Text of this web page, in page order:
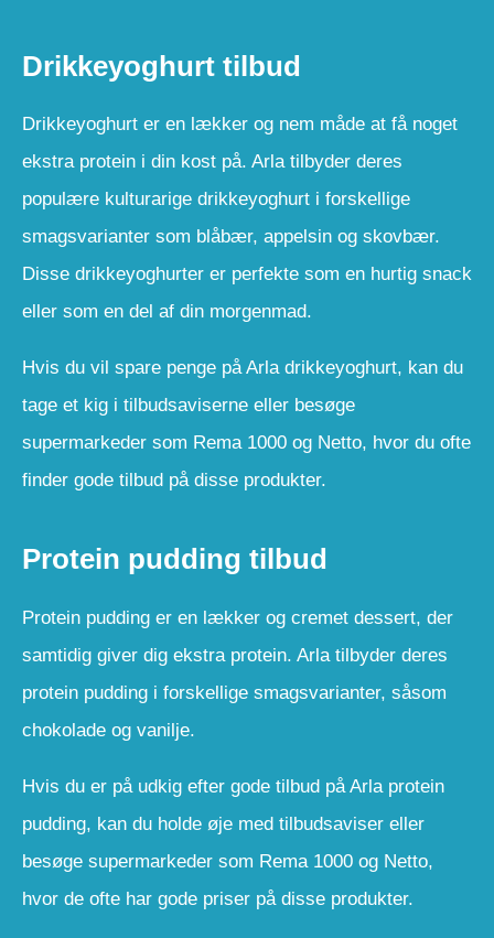
Drikkeyoghurt tilbud
Drikkeyoghurt er en lækker og nem måde at få noget
ekstra protein i din kost på. Arla tilbyder deres
populære kulturarige drikkeyoghurt i forskellige
smagsvarianter som blåbær, appelsin og skovbær.
Disse drikkeyoghurter er perfekte som en hurtig snack
eller som en del af din morgenmad.
Hvis du vil spare penge på Arla drikkeyoghurt, kan du
tage et kig i tilbudsaviserne eller besøge
supermarkeder som Rema 1000 og Netto, hvor du ofte
finder gode tilbud på disse produkter.
Protein pudding tilbud
Protein pudding er en lækker og cremet dessert, der
samtidig giver dig ekstra protein. Arla tilbyder deres
protein pudding i forskellige smagsvarianter, såsom
chokolade og vanilje.
Hvis du er på udkig efter gode tilbud på Arla protein
pudding, kan du holde øje med tilbudsaviser eller
besøge supermarkeder som Rema 1000 og Netto,
hvor de ofte har gode priser på disse produkter.